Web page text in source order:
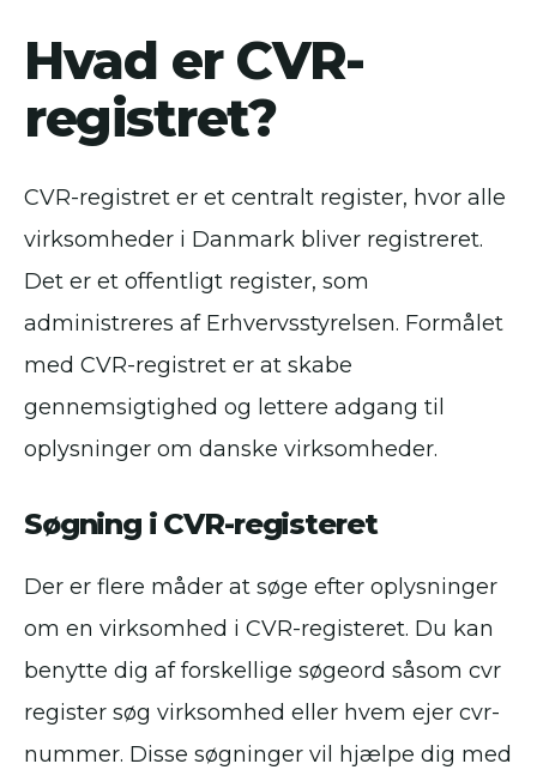
Hvad er CVR-
registret?
CVR-registret er et centralt register, hvor alle
virksomheder i Danmark bliver registreret.
Det er et offentligt register, som
administreres af Erhvervsstyrelsen. Formålet
med CVR-registret er at skabe
gennemsigtighed og lettere adgang til
oplysninger om danske virksomheder.
Søgning i CVR-registeret
Der er flere måder at søge efter oplysninger
om en virksomhed i CVR-registeret. Du kan
benytte dig af forskellige søgeord såsom cvr
register søg virksomhed eller hvem ejer cvr-
nummer. Disse søgninger vil hjælpe dig med